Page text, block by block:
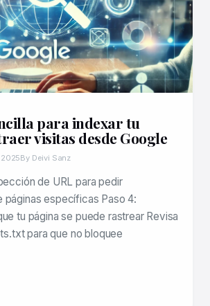
para indexar tu
visitas desde Google
By Deivi Sanz
de URL para pedir
páginas específicas Paso 4:
tu página se puede rastrear Revisa
para que no bloquee